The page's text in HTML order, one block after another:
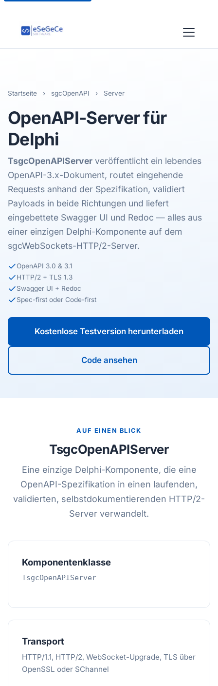
Startseite › sgcOpenAPI › Server
OpenAPI-Serverfür
Delphi
TsgcOpenAPIServer veröffentlicht ein lebendes
OpenAPI-3.x-Dokument, routet eingehende
Requests anhand der Spezifikation, validiert
Payloads in beide Richtungen und liefert
eingebettete Swagger UI und Redoc — alles aus
einer einzigen Delphi-Komponente auf dem
sgcWebSockets-HTTP/2-Server.
OpenAPI 3.0 & 3.1
HTTP/2 + TLS 1.3
Swagger UI + Redoc
Spec-first oder Code-first
Kostenlose Testversion herunterladen
Code ansehen
AUF EINEN BLICK
TsgcOpenAPIServer
Eine einzige Delphi-Komponente, die eine
OpenAPI-Spezifikation in einen laufenden,
validierten, selbstdokumentierenden HTTP/2-
Server verwandelt.
Komponentenklasse
TsgcOpenAPIServer
Transport
HTTP/1.1, HTTP/2, WebSocket-Upgrade, TLS über
OpenSSL oder SChannel